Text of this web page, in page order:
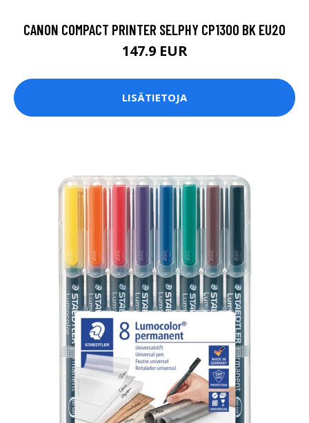
CANON COMPACT PRINTER SELPHY CP1300 BK EU20
147.9 EUR
LISÄTIETOJA